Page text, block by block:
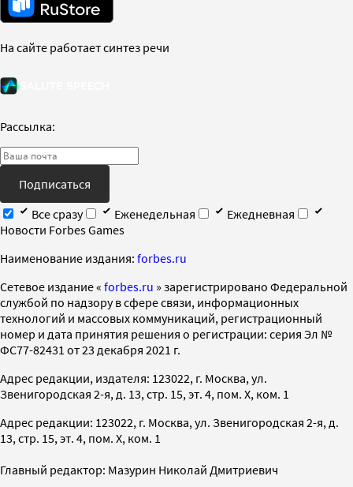
На сайте работает синтез речи
Рассылка:
Подписаться
Все сразу
Еженедельная
Ежедневная
Новости Forbes Games
Наименование издания: forbes.ru
Cетевое издание « forbes.ru » зарегистрировано Федеральной
службой по надзору в сфере связи, информационных
технологий и массовых коммуникаций, регистрационный
номер и дата принятия решения о регистрации: серия Эл №
ФС77-82431 от 23 декабря 2021 г.
Адрес редакции, издателя: 123022, г. Москва, ул.
Звенигородская 2-я, д. 13, стр. 15, эт. 4, пом. X, ком. 1
Адрес редакции: 123022, г. Москва, ул. Звенигородская 2-я, д.
13, стр. 15, эт. 4, пом. X, ком. 1
Главный редактор: Мазурин Николай Дмитриевич